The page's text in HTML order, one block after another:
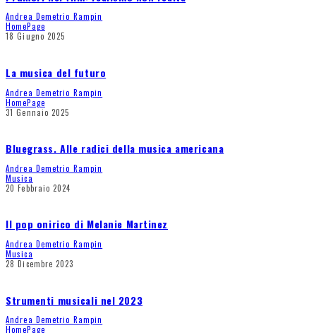
Andrea Demetrio Rampin
HomePage
18 Giugno 2025
La musica del futuro
Andrea Demetrio Rampin
HomePage
31 Gennaio 2025
Bluegrass. Alle radici della musica americana
Andrea Demetrio Rampin
Musica
20 Febbraio 2024
Il pop onirico di Melanie Martinez
Andrea Demetrio Rampin
Musica
28 Dicembre 2023
Strumenti musicali nel 2023
Andrea Demetrio Rampin
HomePage